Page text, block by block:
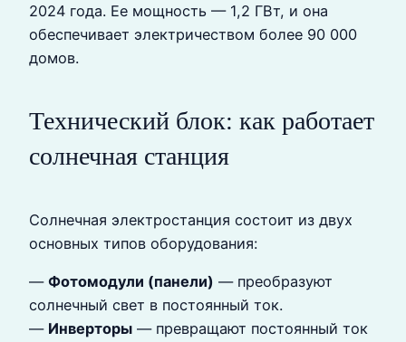
2024 года. Ее мощность — 1,2 ГВт, и она
обеспечивает электричеством более 90 000
домов.
Технический блок: как работает
солнечная станция
Солнечная электростанция состоит из двух
основных типов оборудования:
— Фотомодули (панели) — преобразуют
солнечный свет в постоянный ток.
— Инверторы — превращают постоянный ток